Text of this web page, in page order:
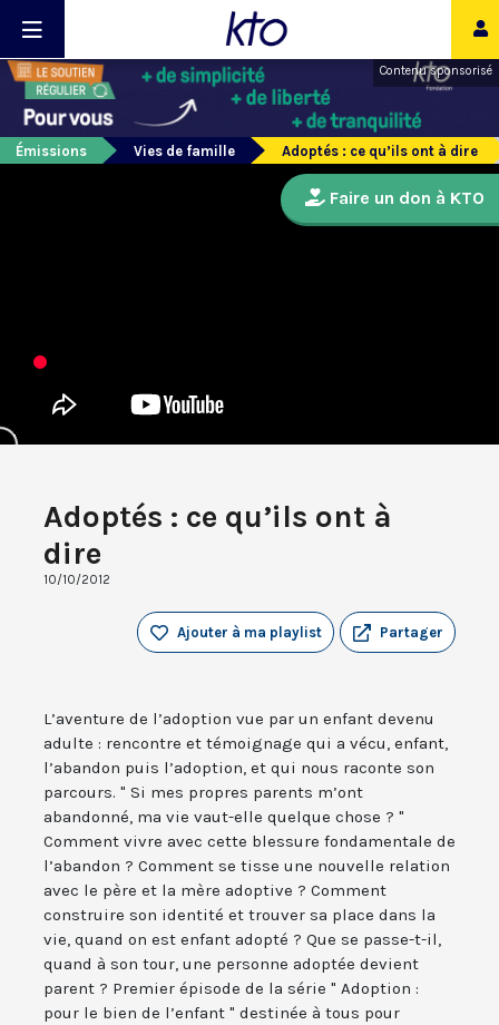
Contenu sponsorisé
Émissions Vies de famille Adoptés : ce qu’ils ont à dire
Adoptés : ce qu’ils ont à
dire
10/10/2012
Partager
Ajouter à ma playlist
L’aventure de l’adoption vue par un enfant devenu
adulte : rencontre et témoignage qui a vécu, enfant,
l’abandon puis l’adoption, et qui nous raconte son
parcours. " Si mes propres parents m’ont
abandonné, ma vie vaut-elle quelque chose ? "
Comment vivre avec cette blessure fondamentale de
l’abandon ? Comment se tisse une nouvelle relation
avec le père et la mère adoptive ? Comment
construire son identité et trouver sa place dans la
vie, quand on est enfant adopté ? Que se passe-t-il,
quand à son tour, une personne adoptée devient
parent ? Premier épisode de la série " Adoption :
pour le bien de l’enfant " destinée à tous pour
Faire un don à KTO